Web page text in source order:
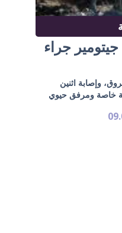
جيتومير جراء
وإصابة اثنين
خاصة ومرفق حيوي